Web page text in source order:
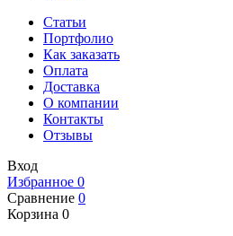
Статьи
Портфолио
Как заказать
Оплата
Доставка
О компании
Контакты
Отзывы
Вход
Избранное 0
Сравнение 0
Корзина 0